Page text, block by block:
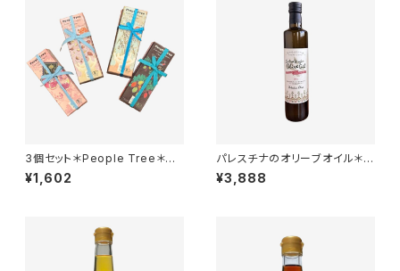
3個セット＊People Tree＊ピ
ープルツリー＊フェアトレード＆
オーガニックチョコレート＊GIF
¥1,602
パレスチナのオリーブオイル＊フ
ェアトレード＊無農薬＊パレスチ
ナ支援＊500CC
¥3,888